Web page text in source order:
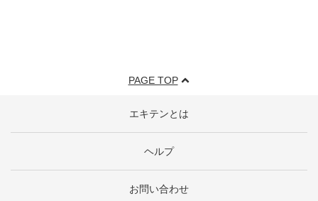
PAGE TOP
エキテンとは
ヘルプ
お問い合わせ